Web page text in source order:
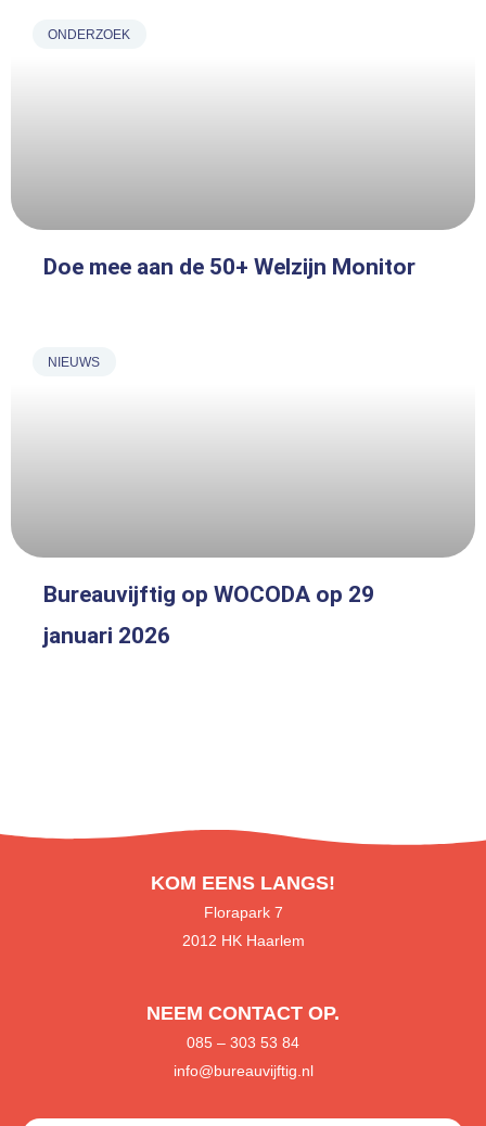
ONDERZOEK
Doe mee aan de 50+ Welzijn Monitor
NIEUWS
Bureauvijftig op WOCODA op 29
januari 2026
KOM EENS LANGS!
Florapark 7
2012 HK Haarlem
NEEM CONTACT OP.
085 – 303 53 84
info@bureauvijftig.nl